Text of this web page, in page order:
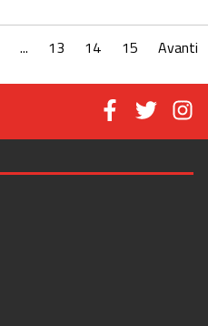
... 13 14 15 Avanti